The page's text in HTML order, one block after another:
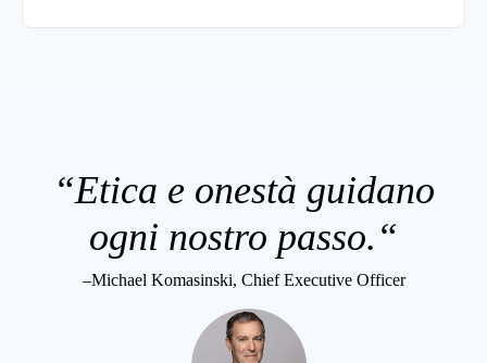
“Etica e onestà guidano
ogni nostro passo.“
–Michael Komasinski, Chief Executive Officer